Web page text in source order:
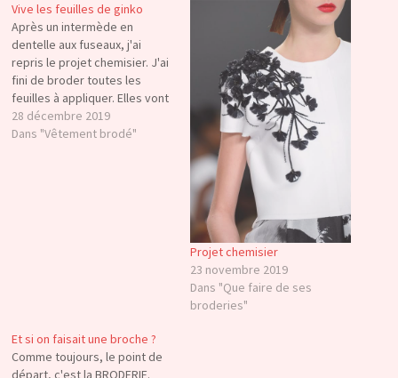
Vive les feuilles de ginko
Après un intermède en
dentelle aux fuseaux, j'ai
repris le projet chemisier. J'ai
fini de broder toutes les
feuilles à appliquer. Elles vont
rester tranquillement
installées sur le métier en
28 décembre 2019
Dans "Vêtement brodé"
Projet chemisier
23 novembre 2019
Dans "Que faire de ses
broderies"
Et si on faisait une broche ?
Comme toujours, le point de
départ, c'est la BRODERIE.